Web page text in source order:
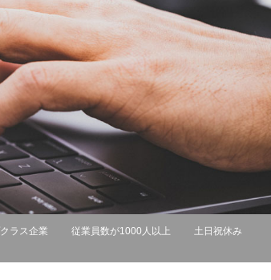
ラス企業 従業員数が1000人以上
土日祝休み